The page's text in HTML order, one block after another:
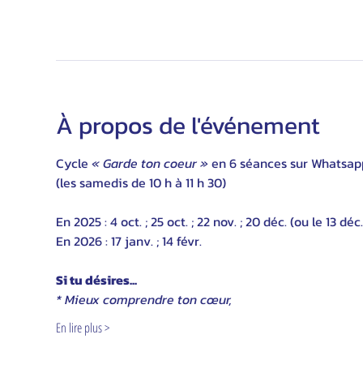
À propos de l'événement
Cycle « Garde ton coeur » en 6 séances sur
(les samedis de 10 h à 11 h 30)
En 2025 : 4 oct. ; 25 oct. ; 22 nov. ; 20 déc. (ou le 13
En 2026 : 17 janv. ; 14 févr.
Si tu désires...
* Mieux comprendre ton cœur,
En lire plus >